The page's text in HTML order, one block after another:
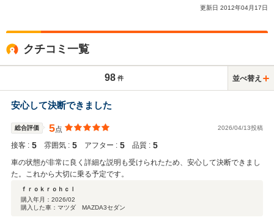
更新日 2012年04月 17日
クチコミ一覧
98 件 並べ替え
安心して決断できました
総合評価 5点 2026/04/13投稿
接客 : 5 雰囲気 : 5 アフター : 5 品質 : 5
車の状態が非常に良く詳細な説明も受けられたため、安心して決断できまし
た。これから大切に乗る予定です。
ｆｒｏｋｒｏｈｃｌ
購入年月： 2026/02
購入した車：マツダ MAZDA3セダン